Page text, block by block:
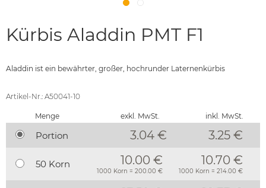
Kürbis Aladdin PMT F1
Aladdin ist ein bewährter, großer, hochrunder Laternenkürbis
Artikel-Nr.: A50041-10
Menge exkl. MwSt. inkl. MwSt.
Portion 3.04 € 3.25 €
50 Korn 10.00 €
1000 Korn = 200.00 €
10.70 €
1000 Korn = 214.00 €